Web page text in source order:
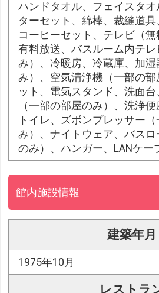
ハンドタオル、フェイスタ
ターセット、綿棒、裁縫道具
コーヒーセット、テレビ（無
有料放送、バスルーム内テ
み）、冷暖房、冷蔵庫、加
み）、空気清浄機（一部の
ット、電気スタンド、洗面
（一部の部屋のみ）、洗浄
トイレ、ズボンプレッサー
み）、ナイトウェア、バス
のみ）、ハンガー、LANケー
館内施設情報
建築年月
1975年10月
レストラ